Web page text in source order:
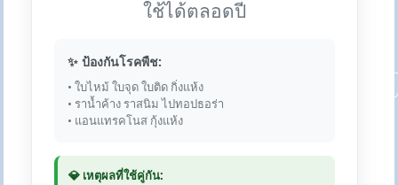
ใช้ได้ตลอดปี
✨ ป้องกันโรคพืช:
• ใบไหม้ ใบจุด ใบติด กิ่งแห้ง
• ราน้ำค้าง ราสนิม ไปทอปธอร่า
• แอนแทรคโนส กุ้งแห้ง
💎 เหตุผลที่ใช้คู่กัน: